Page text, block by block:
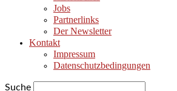
Jobs
Partnerlinks
Der Newsletter
Kontakt
Impressum
Datenschutzbedingungen
Suche